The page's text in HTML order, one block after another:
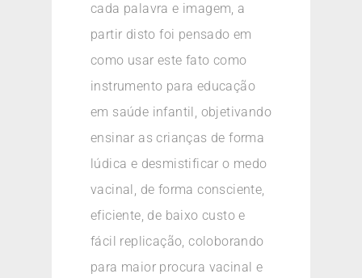
cada palavra e imagem, a
partir disto foi pensado em
como usar este fato como
instrumento para educação
em saúde infantil, objetivando
ensinar as crianças de forma
lúdica e desmistificar o medo
vacinal, de forma consciente,
eficiente, de baixo custo e
fácil replicação, coloborando
para maior procura vacinal e